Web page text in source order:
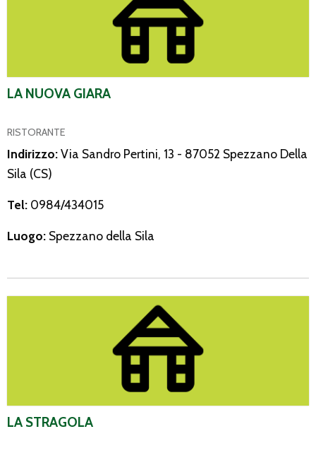
LA NUOVA GIARA
RISTORANTE
Indirizzo:Via Sandro Pertini, 13 - 87052 Spezzano Della
Sila (CS)
Tel: 0984/434015
Luogo: Spezzano della Sila
LA STRAGOLA